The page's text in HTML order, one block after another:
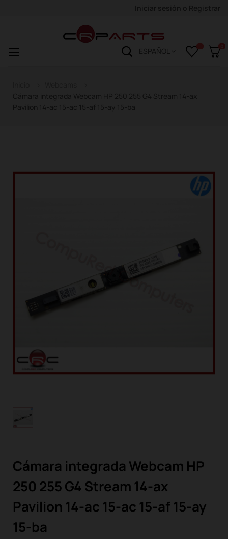
ESPAÑOL
0
Navegación
☰
Cámara integrada Webcam HP
250 255 G4 Stream 14-ax
Pavilion 14-ac 15-ac 15-af 15-ay
15-ba